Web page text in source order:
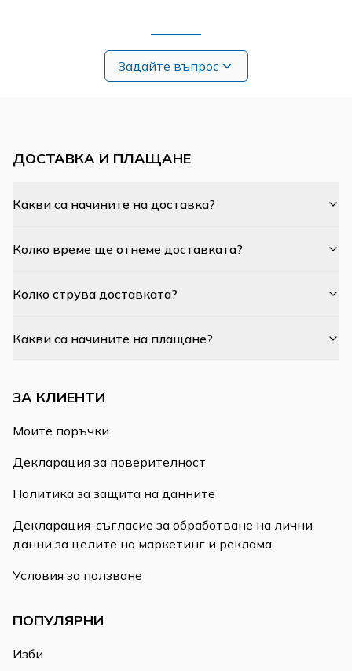
Задайте въпрос
ДОСТАВКА И ПЛАЩАНЕ
Какви са начините на доставка?
Колко време ще отнеме доставката?
Колко струва доставката?
Какви са начините на плащане?
ЗА КЛИЕНТИ
Моите поръчки
Декларация за поверителност
Политика за защита на данните
Декларация-съгласие за обработване на лични
данни за целите на маркетинг и реклама
Условия за ползване
ПОПУЛЯРНИ
Изби